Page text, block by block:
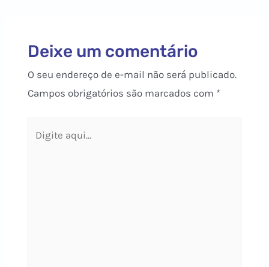
Deixe um comentário
O seu endereço de e-mail não será publicado.
Campos obrigatórios são marcados com *
aqui...